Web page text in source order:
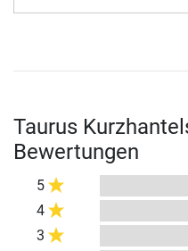
Taurus
Bewertungen
5
4
3